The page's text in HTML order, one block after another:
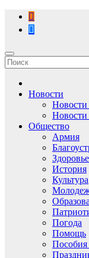
Перейти
содержимому
Новости
Новости
Новости
Общество
Армия
Здоровье
История
Культура
Погода
Помощь